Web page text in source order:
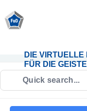
Home
Software
DIE
FÜR DIE